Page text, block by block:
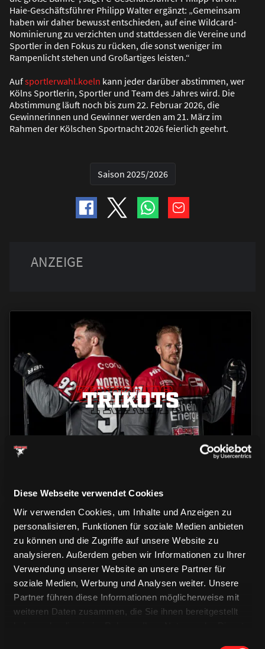
Diese Webseite verwendet Cookies
Wir verwenden Cookies, um Inhalte und Anzeigen zu
personalisieren, Funktionen für soziale Medien anbieten
zu können und die Zugriffe auf unsere Website zu
analysieren. Außerdem geben wir Informationen zu Ihrer
Verwendung unserer Website an unsere Partner für
soziale Medien, Werbung und Analysen weiter. Unsere
Partner führen diese Informationen möglicherweise mit
weiteren Daten zusammen, die Sie ihnen bereitgestellt
Haie-Geschäftsführer Philipp Walter ergänzt: „Gemeinsam
haben wir daher bewusst entschieden, auf eine Wildcard-
Nominierung zu verzichten und stattdessen die Vereine und
Sportler in den Fokus zu rücken, die sonst weniger im
Rampenlicht stehen und Großartiges leisten.“
Aufsportlerwahl.koeln kann jeder darüber abstimmen, wer
Kölns Sportlerin, Sportler und Team des Jahres wird. Die
Abstimmung läuft noch bis zum 22. Februar 2026, die
Gewinnerinnen und Gewinner werden am 21. März im
Rahmen der Kölschen Sportnacht 2026 feierlich geehrt.
Saison 2025/2026
TRIKOTS
TRIKOTS
TRIKOTS
CAPS & CO
CAPS & CO
CAPS & CO